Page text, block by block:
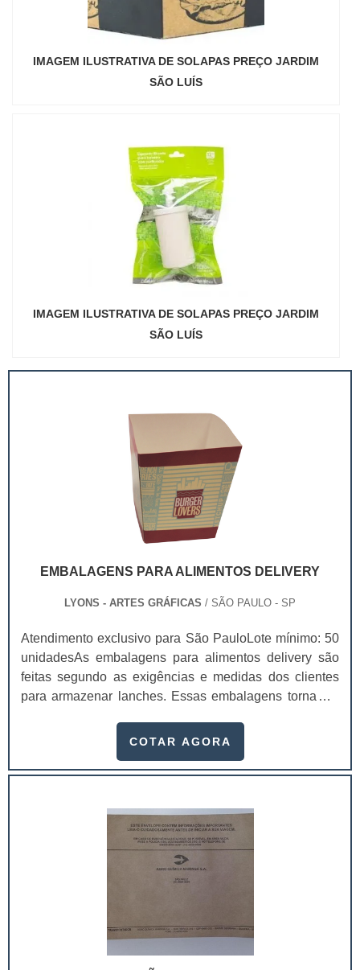
IMAGEM ILUSTRATIVA DE SOLAPAS PREÇO JARDIM
SÃO LUÍS
IMAGEM ILUSTRATIVA DE SOLAPAS PREÇO JARDIM
SÃO LUÍS
EMBALAGENS PARA ALIMENTOS DELIVERY
LYONS - ARTES GRÁFICAS / SÃO PAULO - SP
Atendimento exclusivo para São PauloLote mínimo: 50
unidadesAs embalagens para alimentos delivery são
feitas segundo as exigências e medidas dos clientes
para armazenar lanches. Essas embalagens tornam o
consumidores, não só por dar mais sofisticação, mas
telefone e outros canais diretos de comunicação.Com a
em panfletos e cartões de divulgação da emp.
COTAR AGORA